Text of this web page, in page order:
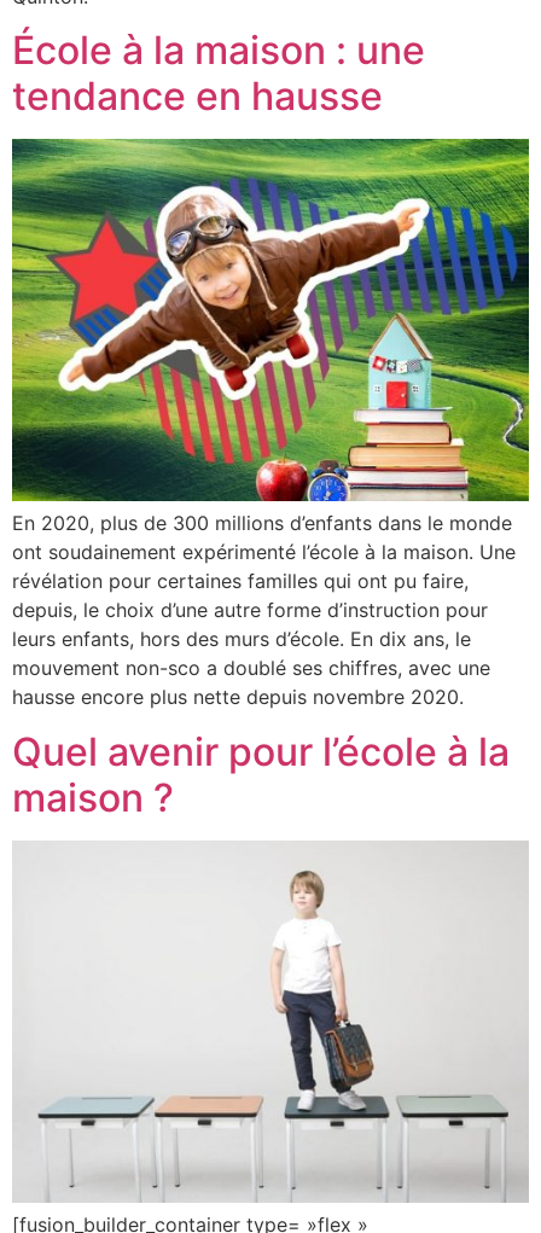
École à la maison : une
tendance en hausse
En 2020, plus de 300 millions d’enfants dans le monde
ont soudainement expérimenté l’école à la maison. Une
révélation pour certaines familles qui ont pu faire,
depuis, le choix d’une autre forme d’instruction pour
leurs enfants, hors des murs d’école. En dix ans, le
mouvement non-sco a doublé ses chiffres, avec une
hausse encore plus nette depuis novembre 2020.
Quel avenir pour l’école à la
maison ?
[fusion_builder_container type= »flex »